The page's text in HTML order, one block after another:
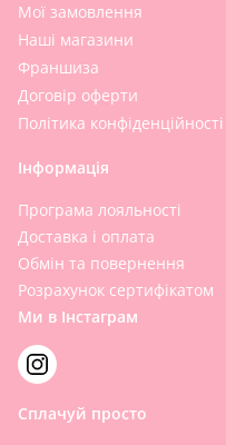
Мої замовлення
Наші магазини
Франшиза
Договір оферти
Політика конфіденційності
Інформація
Програма лояльності
Доставка і оплата
Обмін та повернення
Розрахунок сертифікатом
Ми в Інстаграм
Сплачуй просто